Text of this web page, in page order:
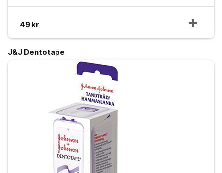
49 kr
J&J Dentotape